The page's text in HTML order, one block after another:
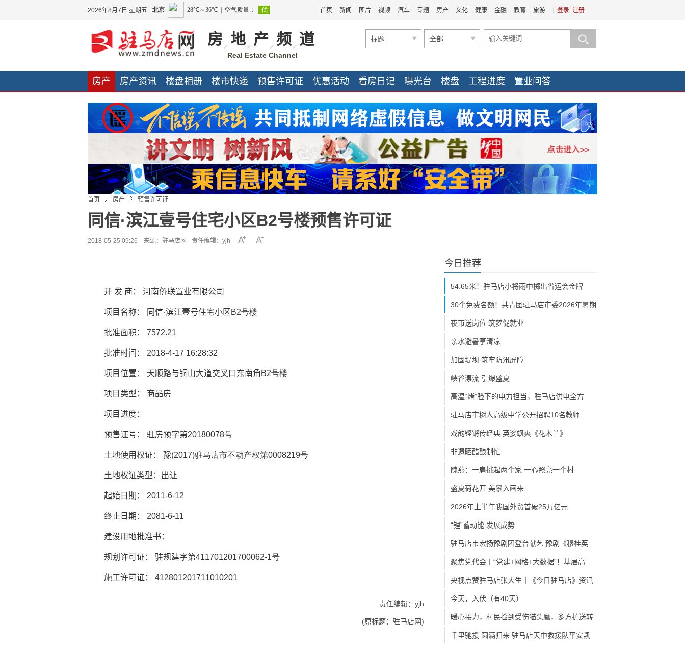
2026年8月7日 星期五 登录 注册
首页 新闻 图片 视频 汽车 专题 房产 文化 健康 金融 教育 旅游
房 地 产 频 道
Real Estate Channel
标题 全部
房产 房产资讯 楼盘相册 楼市快递 预售许可证 优惠活动 看房日记 曝光台 楼盘 工程进度
置业问答
装修案例
装修指南 装修日记 家装公司 家装快讯 家装快讯 团购促销
首页 房产 预售许可证
同信·滨江壹号住宅小区B2号楼预售许可证
2018-05-25 09:26 来源： 驻马店网 责任编辑：yjh
开 发 商： 河南侨联置业有限公司
项目名称： 同信·滨江壹号住宅小区B2号楼
批准面积： 7572.21
批准时间： 2018-4-17 16:28:32
项目位置： 天顺路与铜山大道交叉口东南角 B2号楼
项目类型： 商品房
项目进度：
预售证号： 驻房预字第20180078号
土地使用权证： 豫(2017)驻马店市不动产权第0008219号
土地权证类型：出让
起始日期： 2011-6-12
终止日期： 2081-6-11
建设用地批准书：
规划许可证： 驻规建字第411701201700062-1号
施工许可证： 412801201711010201
责任编辑：yjh
(原标题：驻马店网)
今日推荐
54.65米！驻马店小将雨中掷出省运会金牌
30个免费名额！共青团驻马店市委2026年暑期
夜市送岗位 筑梦促就业
亲水避暑享清凉
加固堤坝 筑牢防汛屏障
峡谷漂流 引爆盛夏
高温“烤”验下的电力担当，驻马店供电全方
驻马店市树人高级中学公开招聘10名教师
戏韵铿锵传经典 英姿飒爽《花木兰》
非遗晒醋酿制忙
隗燕：一肩挑起两个家 一心照亮一个村
盛夏荷花开 美景入画来
2026年上半年我国外贸首破25万亿元
“锂”蓄动能 发展成势
驻马店市宏扬豫剧团登台献艺 豫剧《穆桂英
聚焦党代会丨“党建+网格+大数据”！基层高
央视点赞驻马店张大生丨《今日驻马店》资讯
今天，入伏（有40天）
暖心接力，村民捡到受伤猫头鹰，多方护送转
千里驰援 圆满归来 驻马店天中救援队平安凯